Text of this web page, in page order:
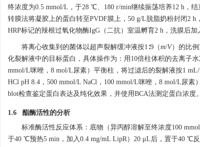
终浓度为0.5 mmol/L，于28 ℃、180 r/min继续振荡培养12 h，
转膜法将凝胶上的蛋白转至PVDF膜上，50 g/L脱脂奶粉封闭2 h
HRP标记的辣根过氧化物酶IgG（二抗）室温孵育2 h，洗膜后加
将离心收集到的菌体以超声裂解缓冲液按1∶9（m/V）的比
化裂解液中的目标蛋白，具体操作为：用10倍柱体积的去离子
mmol/L咪唑，8 mol/L尿素）平衡柱，将过滤后的裂解液按1
HCl pH 8.4，500 mmol/L NaCl，100 mmol/L咪唑，8 mol/L尿
blot检查鉴定蛋白表达及纯化效果，并使用BCA法测定蛋白浓度。
1.6 酯酶活性的分析
标准酶活性反应体系：底物（异丙醇溶解至终浓度100
于40 ℃预热5 min，加入0.4 mg/mL LipR）20 μL后，置于40 ℃